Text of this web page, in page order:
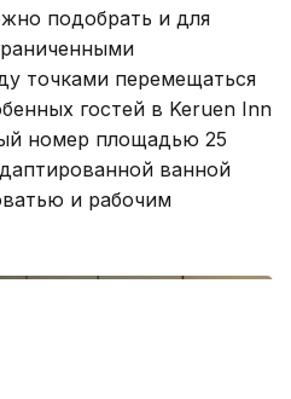
подобрать и для
точками перемещаться
гостей в Keruen Inn
номер площадью 25
ванной
и рабочим